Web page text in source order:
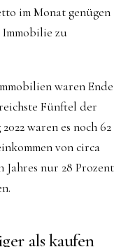
im Monat genügen
Immobilie zu
waren Ende
Fünftel der
waren es noch 62
von circa
Jahres nur 28 Prozent
als kaufen